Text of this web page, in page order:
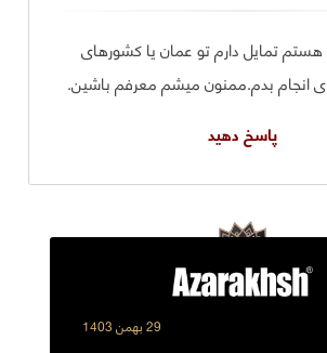
هستم تمایل دارم تو عمان یا کشورهای
انجام بدم.ممنون میشم معرفم باشین.
پاسخ دهید
29 بهمن 1403